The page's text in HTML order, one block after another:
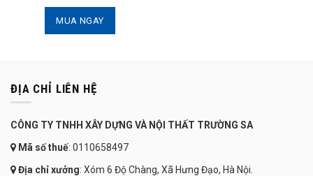
MUA NGAY
ĐỊA CHỈ LIÊN HỆ
CÔNG TY TNHH XÂY DỰNG VÀ NỘI THẤT TRƯỜNG SA
Mã số thuế: 0110658497
Địa chỉ xưởng: Xóm 6 Độ Chàng, Xã Hưng Đạo, Hà Nội.